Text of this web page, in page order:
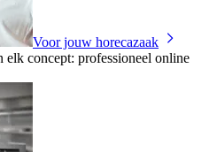
Voor jouw horecazaak
elk concept: professioneel online